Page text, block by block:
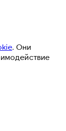
. Они